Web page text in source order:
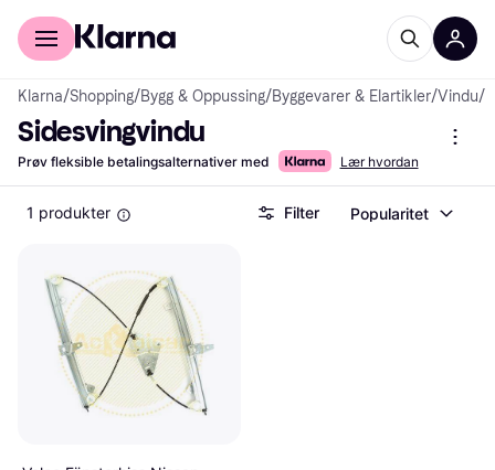
For kunder
Klarna/Shopping/Bygg & Oppussing/Byggevarer & Elartikler/Vindu/
Sidesvingvindu
Prøv fleksible betalingsalternativer med Lær hvordan
1 produkter Filter Popularitet